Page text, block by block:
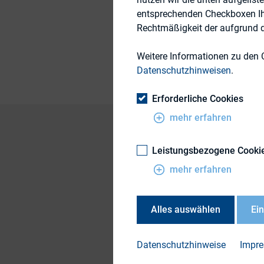
Henrik Schilling,
entsprechenden Checkboxen
Rechtmäßigkeit der aufgrund
Weitere Informationen zu den
Datenschutzhinweisen.
Erforderliche Cookies
mehr erfahren
Leistungsbezogene
mehr erfahren
Alles auswählen
Datenschutzhinweise